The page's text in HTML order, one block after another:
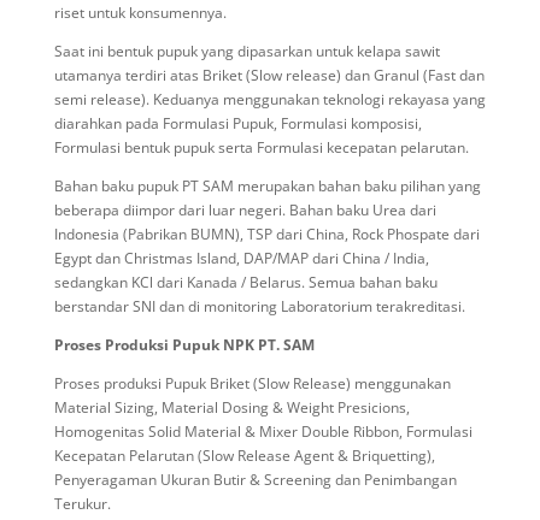
riset untuk konsumennya.
Saat ini bentuk pupuk yang dipasarkan untuk kelapa sawit
utamanya terdiri atas Briket (Slow release) dan Granul (Fast dan
semi release). Keduanya menggunakan teknologi rekayasa yang
diarahkan pada Formulasi Pupuk, Formulasi komposisi,
Formulasi bentuk pupuk serta Formulasi kecepatan pelarutan.
Bahan baku pupuk PT SAM merupakan bahan baku pilihan yang
beberapa diimpor dari luar negeri. Bahan baku Urea dari
Indonesia (Pabrikan BUMN), TSP dari China, Rock Phospate dari
Egypt dan Christmas Island, DAP/MAP dari China / India,
sedangkan KCl dari Kanada / Belarus. Semua bahan baku
berstandar SNI dan di monitoring Laboratorium terakreditasi.
Proses Produksi Pupuk NPK PT. SAM
Proses produksi Pupuk Briket (Slow Release) menggunakan
Material Sizing, Material Dosing& Weight Presicions,
Homogenitas Solid Material &Mixer Double Ribbon, Formulasi
Kecepatan Pelarutan(Slow Release Agent& Briquetting),
Penyeragaman Ukuran Butir&Screeningdan Penimbangan
Terukur.